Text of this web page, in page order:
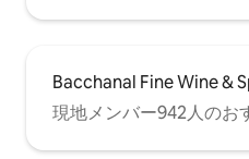
Bacchanal Fine Wine &
現地メンバー942人のお